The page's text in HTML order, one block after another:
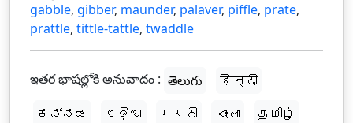
gabble, gibber, maunder, palaver, piffle, prate,
prattle, tittle-tattle, twaddle
ఇతర భాషల్లోకి అనువాదం : తెలుగు
हिन्दी
ಕನ್ನಡ
ଓଡ଼ିଆ मराठी বাংলা
தமிழ்